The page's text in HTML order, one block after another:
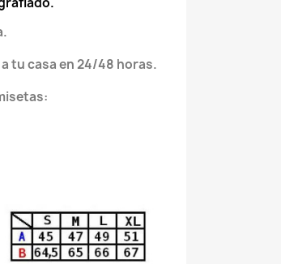
tu casa en 24/48 horas.